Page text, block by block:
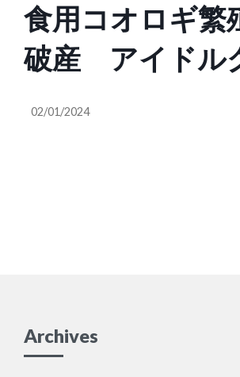
食用コオロギ繁
破産 アイドル
プ「仮面女子」
で虫は無理。無
02/01/2024
Archives